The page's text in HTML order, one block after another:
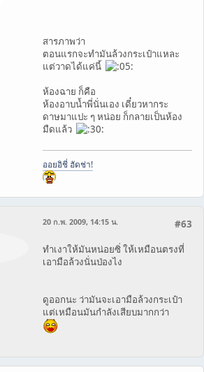
สารภาพว่า
ตอนแรกจะทำมันล้วงกระเป๋าแหละ
แต่วาดได้แค่นี้
ห้องฉาย ก็คือ
ห้องอาบน้ำพี่นั่นเอง เดี๋ยวหากระ
ดาษมาแปะ ๆ หน่อย ก็กลายเป็นห้อง
มืดแล้ว
ออยอิชี่ ฮัดช่า!
#63
20 ก.พ. 2009, 14:15 น.
ทำเงาให้มันหน่อยซิ่ ให้เหมือนตรงที่
เอามือล้วงนั่นป่องไง
่ดูออกนะ ว่ามันจะเอามือล้วงกระเป๋า
แต่เหมือนมันกำลังเสียบมากกว่า